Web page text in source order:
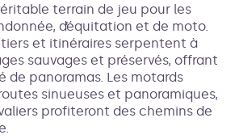
terrain de jeu pour les
d’équitation et de moto.
et itinéraires serpentent à
sauvages et préservés, offrant
de panoramas. Les motards
sinueuses et panoramiques,
profiteront des chemins de